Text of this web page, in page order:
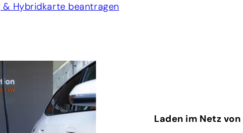
Hybridkarte beantragen
Laden im Netz von